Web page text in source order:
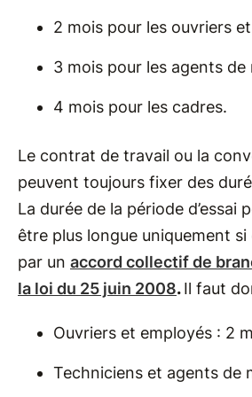
2 mois pour les ouvriers
3 mois pour les agents de
4 mois pour les cadres.
Le contrat de travail ou la
peuvent toujours fixer des
La durée de la période d’essai
être plus longue uniquement si
par un accord collectif de
la loi du 25 juin 2008.Il faut
Ouvriers et employés : 2
Techniciens et agents de